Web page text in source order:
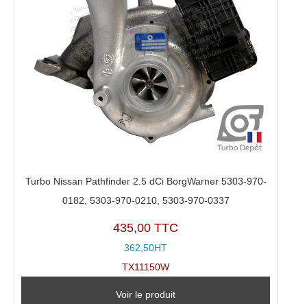
Turbo Nissan Pathfinder 2.5 dCi BorgWarner 5303-970-
0182, 5303-970-0210, 5303-970-0337
435,00 TTC
362,50HT
TX11150W
Voir le produit